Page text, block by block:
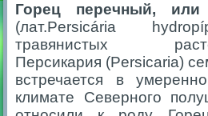
Горец перечный, или
(лат.Persicária
травянистых
Персикария (Persicaria)
встречается в
климате Северного